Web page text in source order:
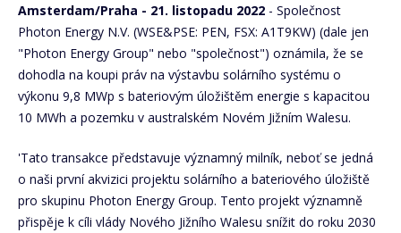
Amsterdam/Praha - 21. listopadu 2022 - Společnost
Photon Energy N.V. (WSE&PSE: PEN, FSX: A1T9KW) (dale jen
"Photon Energy Group" nebo "společnost") oznámila, že se
dohodla na koupi práv na výstavbu solárního systému o
výkonu 9,8 MWp s bateriovým úložištěm energie s kapacitou
10 MWh a pozemku v australském Novém Jižním Walesu.
'Tato transakce představuje významný milník, neboť se jedná
o naši první akvizici projektu solárního a bateriového úložiště
pro skupinu Photon Energy Group. Tento projekt významně
přispěje k cíli vlády Nového Jižního Walesu snížit do roku 2030